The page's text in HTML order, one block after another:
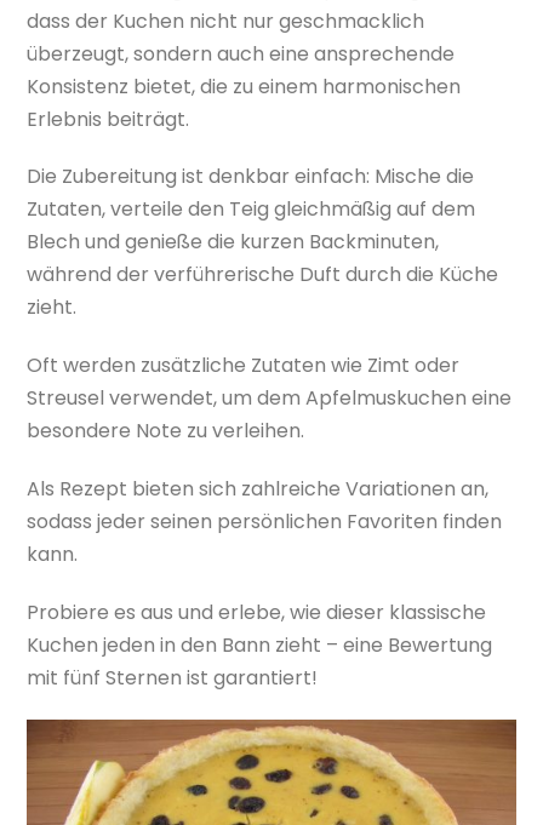
dass der Kuchen nicht nur geschmacklich
überzeugt, sondern auch eine ansprechende
Konsistenz bietet, die zu einem harmonischen
Erlebnis beiträgt.
Die Zubereitung ist denkbar einfach: Mische die
Zutaten, verteile den Teig gleichmäßig auf dem
Blech und genieße die kurzen Backminuten,
während der verführerische Duft durch die Küche
zieht.
Oft werden zusätzliche Zutaten wie Zimt oder
Streusel verwendet, um dem Apfelmuskuchen eine
besondere Note zu verleihen.
Als Rezept bieten sich zahlreiche Variationen an,
sodass jeder seinen persönlichen Favoriten finden
kann.
Probiere es aus und erlebe, wie dieser klassische
Kuchen jeden in den Bann zieht – eine Bewertung
mit fünf Sternen ist garantiert!